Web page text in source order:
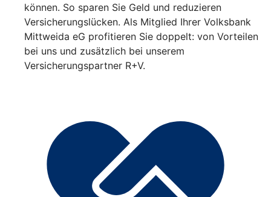
können. So sparen Sie Geld und reduzieren
Versicherungslücken. Als Mitglied Ihrer Volksbank
Mittweida eG profitieren Sie doppelt: von Vorteilen
bei uns und zusätzlich bei unserem
Versicherungspartner R+V.